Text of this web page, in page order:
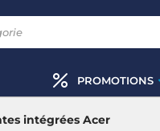
PROMOTIONS
intégrées Acer